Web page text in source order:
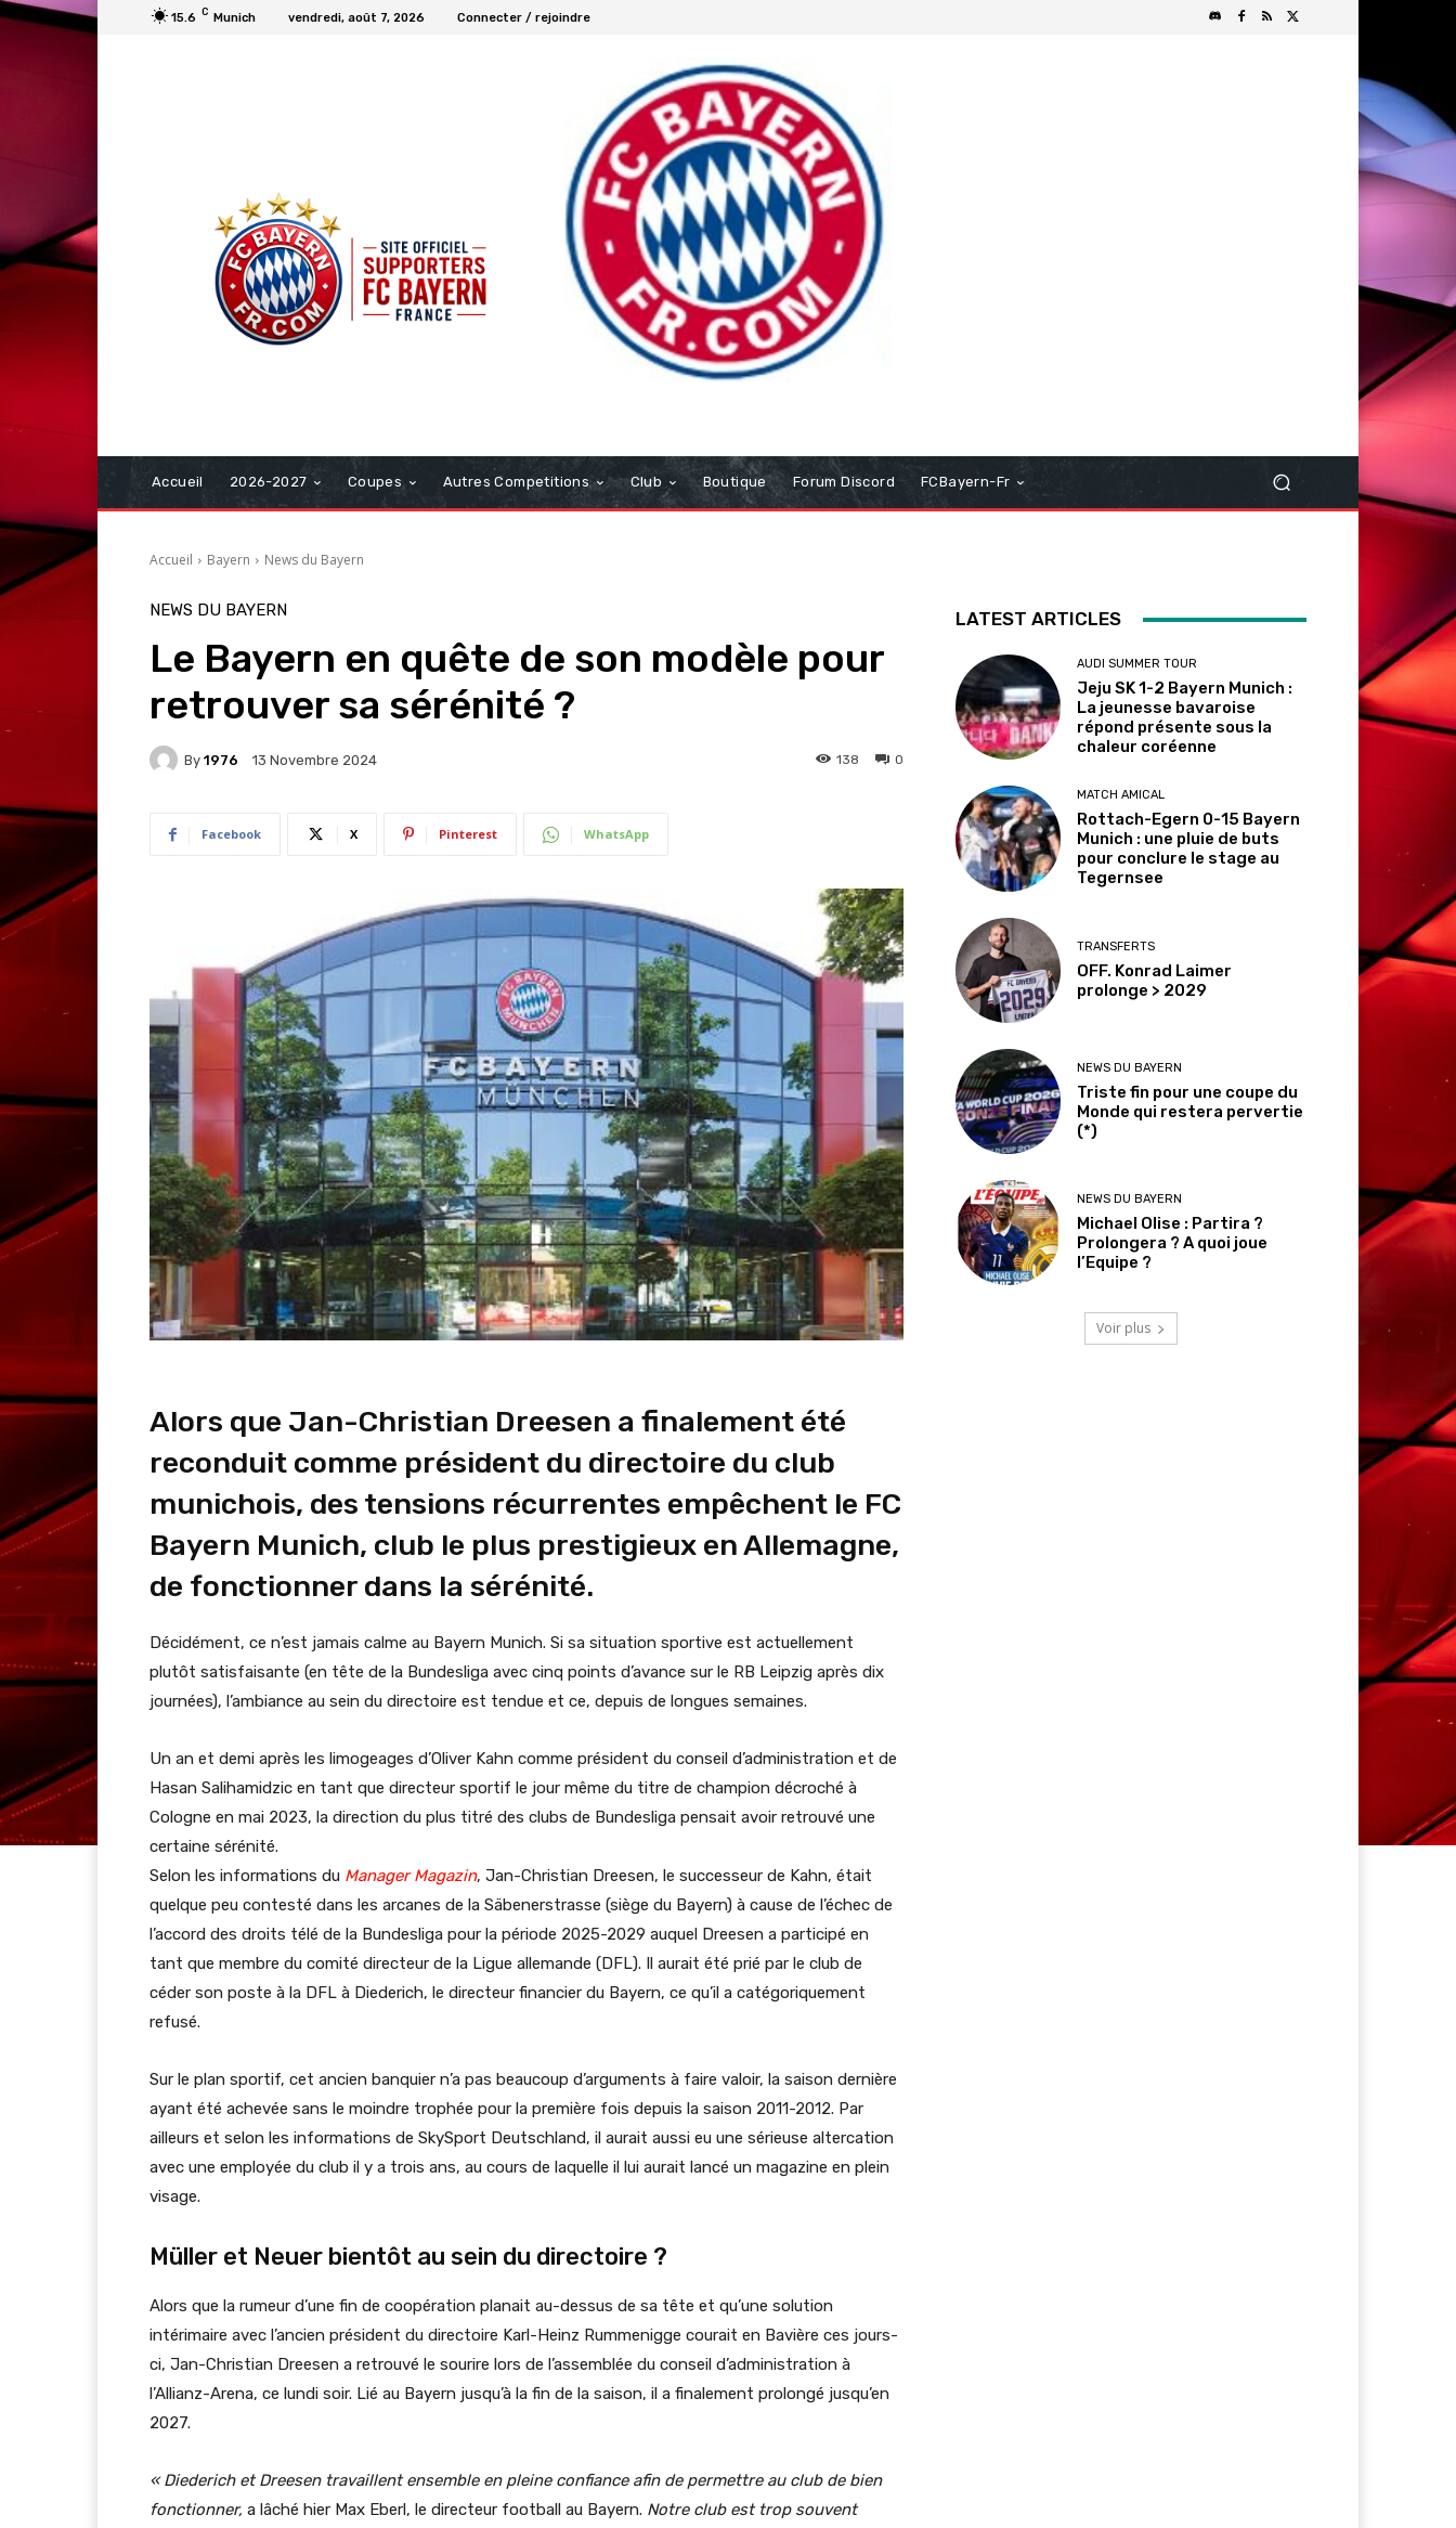
15.6 C Munich vendredi, août 7, 2026 Connecter / rejoindre
Accueil 2026-2027 Coupes Autres Competitions Club Boutique Forum Discord FCBayern-Fr
Accueil Bayern News du Bayern
NEWS DU BAYERN
Le Bayern en quête de son modèle pour
retrouver sa sérénité ?
By 1976 13 Novembre 2024 0
138
Facebook X Pinterest WhatsApp
Alors que Jan-Christian Dreesen a finalement été
reconduit comme président du directoire du club
munichois, des tensions récurrentes empêchent le FC
Bayern Munich, club le plus prestigieux en Allemagne,
de fonctionner dans la sérénité.
Décidément, ce n’est jamais calme au Bayern Munich. Si sa situation sportive est actuellement
plutôt satisfaisante (en tête de la Bundesliga avec cinq points d’avance sur le RB Leipzig après dix
journées), l’ambiance au sein du directoire est tendue et ce, depuis de longues semaines.
Un an et demi après les limogeages d’Oliver Kahn comme président du conseil d’administration et de
Hasan Salihamidzic en tant que directeur sportif le jour même du titre de champion décroché à
Cologne en mai 2023, la direction du plus titré des clubs de Bundesliga pensait avoir retrouvé une
certaine sérénité.
Selon les informations du Manager Magazin, Jan-Christian Dreesen, le successeur de Kahn, était
quelque peu contesté dans les arcanes de la Säbenerstrasse (siège du Bayern) à cause de l’échec de
l’accord des droits télé de la Bundesliga pour la période 2025-2029 auquel Dreesen a participé en
tant que membre du comité directeur de la Ligue allemande (DFL). Il aurait été prié par le club de
céder son poste à la DFL à Diederich, le directeur financier du Bayern, ce qu’il a catégoriquement
refusé.
Sur le plan sportif, cet ancien banquier n’a pas beaucoup d’arguments à faire valoir, la saison dernière
ayant été achevée sans le moindre trophée pour la première fois depuis la saison 2011-2012. Par
ailleurs et selon les informations de SkySport Deutschland, il aurait aussi eu une sérieuse altercation
avec une employée du club il y a trois ans, au cours de laquelle il lui aurait lancé un magazine en plein
visage.
Müller et Neuer bientôt au sein du directoire ?
Alors que la rumeur d’une fin de coopération planait au-dessus de sa tête et qu’une solution
intérimaire avec l’ancien président du directoire Karl-Heinz Rummenigge courait en Bavière ces jours-
ci, Jan-Christian Dreesen a retrouvé le sourire lors de l’assemblée du conseil d’administration à
l’Allianz-Arena, ce lundi soir. Lié au Bayern jusqu’à la fin de la saison, il a finalement prolongé jusqu’en
2027.
« Diederich et Dreesen travaillent ensemble en pleine confiance afin de permettre au club de bien
fonctionner, a lâché hier Max Eberl, le directeur football au Bayern. Notre club est trop souvent
LATEST ARTICLES
AUDI SUMMER TOUR
Jeju SK 1-2 Bayern Munich :
La jeunesse bavaroise
répond présente sous la
chaleur coréenne
MATCH AMICAL
Rottach-Egern 0-15 Bayern
Munich : une pluie de buts
pour conclure le stage au
Tegernsee
TRANSFERTS
OFF. Konrad Laimer
prolonge > 2029
NEWS DU BAYERN
Triste fin pour une coupe du
Monde qui restera pervertie
(*)
NEWS DU BAYERN
Michael Olise : Partira ?
Prolongera ? A quoi joue
l’Equipe ?
Voir plus